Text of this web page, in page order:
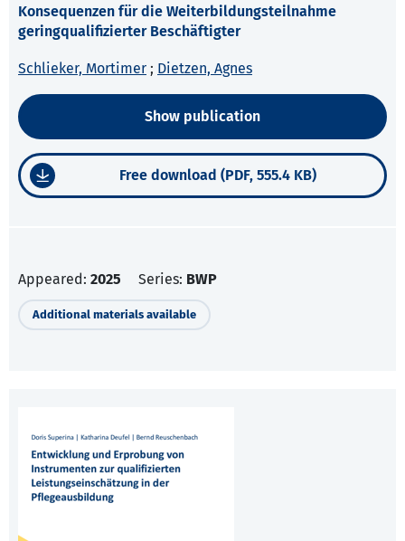
Konsequenzen für die Weiterbildungsteilnahme
geringqualifizierter Beschäftigter
Schlieker, Mortimer ; Dietzen, Agnes
Show publication
Free download (PDF, 555.4 KB)
Appeared: 2025 Series: BWP
Additional materials available